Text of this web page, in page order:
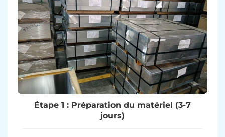
Étape 1 : Préparation du matériel (3-7
jours)